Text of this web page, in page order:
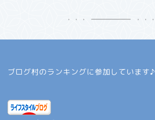
ブログ村のランキングに参加しています♪